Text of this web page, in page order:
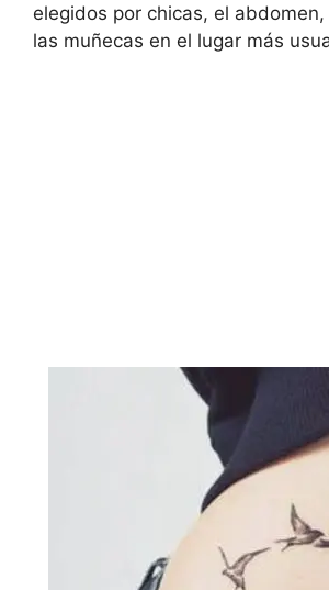
elegidos por chicas, el
las muñecas en el lugar más